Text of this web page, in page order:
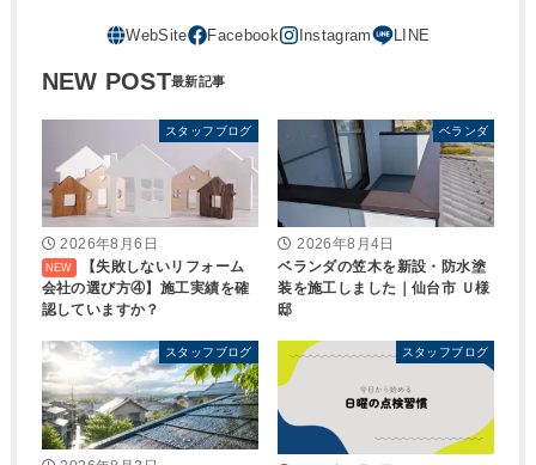
NEW POST
スタッフブログ
2026年8月6日
【失敗しないリフォーム
会社の選び方④】施工実績を確
認していますか？
ベランダ
2026年8月4日
ベランダの笠木を新設・防水塗
装を施工しました｜仙台市 Ｕ様
邸
スタッフブログ スタッフブログ